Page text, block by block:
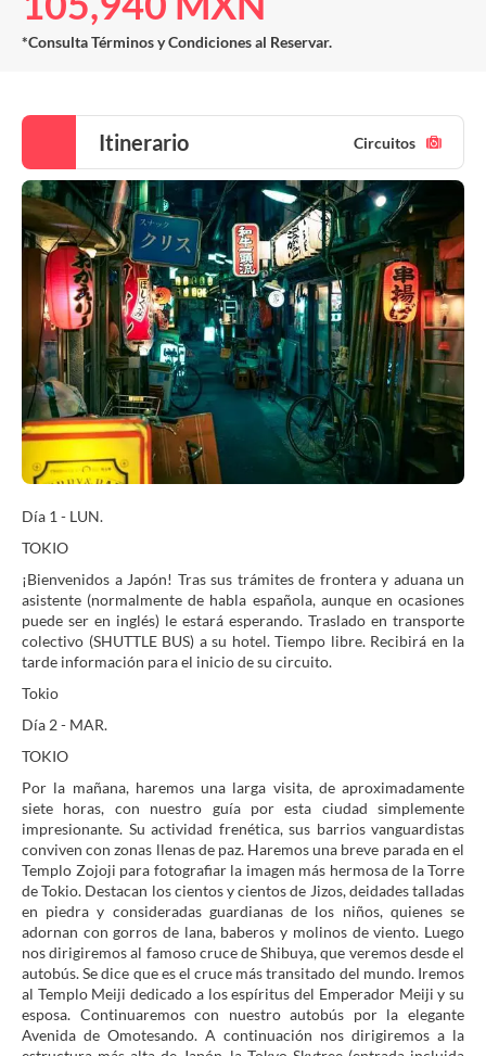
*Consulta Términos y Condiciones al Reservar.
Itinerario Circuitos
Día 1 - LUN.
TOKIO
¡Bienvenidos a Japón! Tras sus trámites de frontera y aduana un
asistente (normalmente de habla española, aunque en ocasiones
puede ser en inglés) le estará esperando. Traslado en transporte
colectivo (SHUTTLE BUS) a su hotel. Tiempo libre. Recibirá en la
tarde información para el inicio de su circuito.
Tokio
Día 2 - MAR.
TOKIO
Por la mañana, haremos una larga visita, de aproximadamente
siete horas, con nuestro guía por esta ciudad simplemente
impresionante. Su actividad frenética, sus barrios vanguardistas
conviven con zonas llenas de paz. Haremos una breve parada en el
Templo Zojoji para fotografiar la imagen más hermosa de la Torre
de Tokio. Destacan los cientos y cientos de Jizos, deidades talladas
en piedra y consideradas guardianas de los niños, quienes se
adornan con gorros de lana, baberos y molinos de viento. Luego
nos dirigiremos al famoso cruce de Shibuya, que veremos desde el
autobús. Se dice que es el cruce más transitado del mundo. Iremos
al Templo Meiji dedicado a los espíritus del Emperador Meiji y su
esposa. Continuaremos con nuestro autobús por la elegante
Avenida de Omotesando. A continuación nos dirigiremos a la